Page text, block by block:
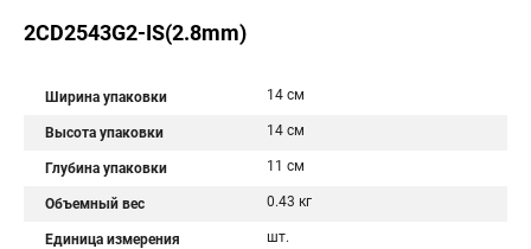
2CD2543G2-IS(2.8mm)
Ширина упаковки 14 см
Высота упаковки 14 см
Глубина упаковки 11 см
Объемный вес 0.43 кг
Единица измерения шт.